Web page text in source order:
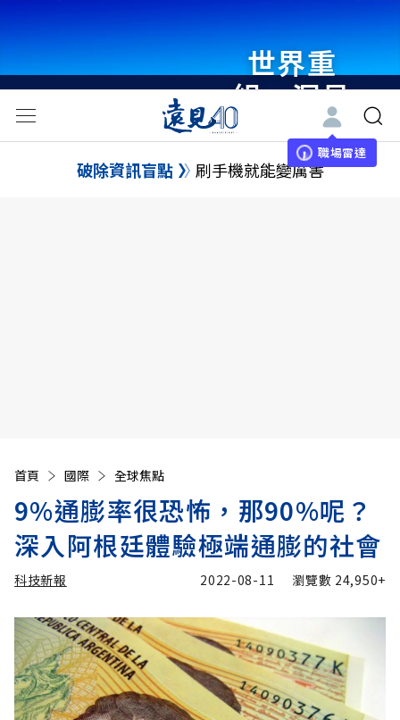
世界重
組・洞見
未來 與
世界領袖
職場雷達
破除資訊盲點 刷手機就能變厲害
首頁 國際 全球焦點
9%通膨率很恐怖，那90%呢？
深入阿根廷體驗極端通膨的社會
科技新報 2022-08-11 瀏覽數 24,950+